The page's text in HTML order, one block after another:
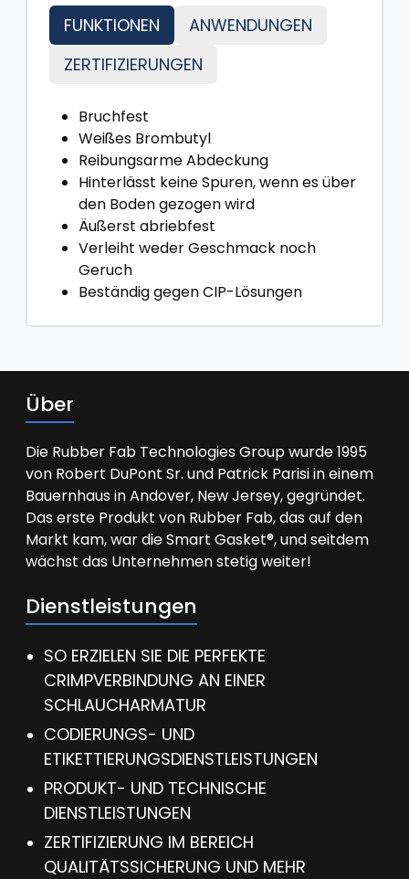
FUNKTIONEN
ANWENDUNGEN
ZERTIFIZIERUNGEN
Bruchfest
Weißes Brombutyl
Reibungsarme Abdeckung
Hinterlässt keine Spuren, wenn es über
den Boden gezogen wird
Äußerst abriebfest
Verleiht weder Geschmack noch
Geruch
Beständig gegen CIP-Lösungen
Über
Die Rubber Fab Technologies Group wurde 1995
von Robert DuPont Sr. und Patrick Parisi in einem
Bauernhaus in Andover, New Jersey, gegründet.
Das erste Produkt von Rubber Fab, das auf den
Markt kam, war die Smart Gasket®, und seitdem
wächst das Unternehmen stetig weiter!
Dienstleistungen
SO ERZIELEN SIE DIE PERFEKTE
CRIMPVERBINDUNG AN EINER
SCHLAUCHARMATUR
CODIERUNGS- UND
ETIKETTIERUNGSDIENSTLEISTUNGEN
PRODUKT- UND TECHNISCHE
DIENSTLEISTUNGEN
ZERTIFIZIERUNG IM BEREICH
QUALITÄTSSICHERUNG UND MEHR